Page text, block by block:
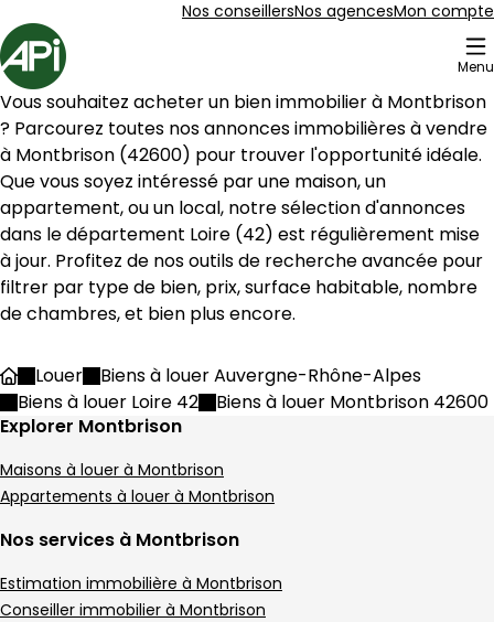
Nos conseillersNos agencesMon compte
Accueil
Menu
3 Bien en vente Montbrison (42600)
1 m² Lézigneux
Aller à l'image1
Aller à l'image2
Aller à l'image3
Aller à l'image4
Aller à l'image5
Lézigneux - 42600
Maison • 1 m²
Vous souhaitez acheter un bien immobilier à Montbrison
? Parcourez toutes nos annonces immobilières à vendre
à Montbrison (42600) pour trouver l'opportunité idéale.
Que vous soyez intéressé par une maison, un
appartement, ou un local, notre sélection d'annonces
dans le département Loire (42) est régulièrement mise
à jour. Profitez de nos outils de recherche avancée pour
filtrer par type de bien, prix, surface habitable, nombre
de chambres, et bien plus encore.
AccueilLouer
Biens à louer Auvergne-Rhône-Alpes
Biens à louer Loire 42
Biens à louer Montbrison 42600
Explorer Montbrison
Maisons à louer à Montbrison
Appartements à louer à Montbrison
Nos services à Montbrison
Estimation immobilière à Montbrison
Conseiller immobilier à Montbrison